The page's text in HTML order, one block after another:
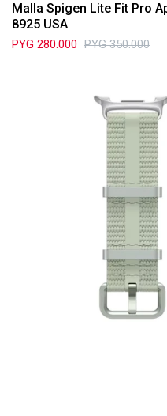
Malla Spigen Lite Fit Pro
8925 USA
PYG 280.000 PYG 350.000